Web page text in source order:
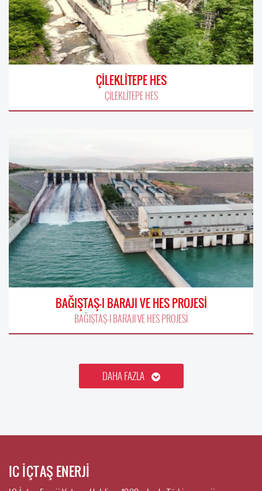
ÇİLEKLİTEPE HES
ÇİLEKLİTEPE HES
BAĞIŞTAŞ-I BARAJI VE HES PROJESİ
BAĞIŞTAŞ-I BARAJI VE HES PROJESİ
DAHA FAZLA
IC İÇTAŞ ENERJİ